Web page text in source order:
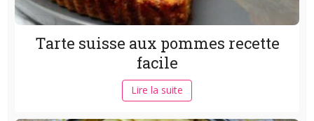
Tarte suisse aux pommes recette
facile
Lire la suite